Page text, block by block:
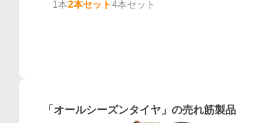
1本2本セット 4本セット
「 オールシーズンタイヤ 」の売れ筋製品